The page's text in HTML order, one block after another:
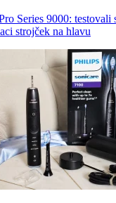
Series 9000:
strojček na hlavu